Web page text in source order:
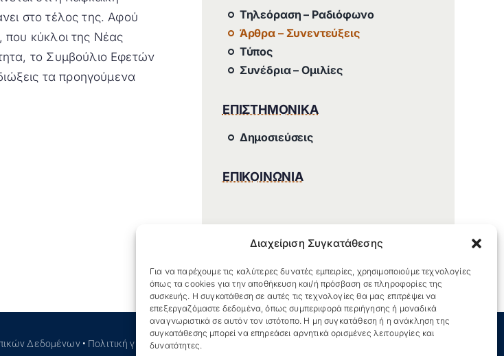
Διαχείριση Συγκατάθεσης
Για να παρέχουμε τις καλύτερες δυνατές εμπειρίες, χρησιμοποιούμε τεχνολογίες
όπως τα cookies για την αποθήκευση και/ή πρόσβαση σε πληροφορίες της
συσκευής. Η συγκατάθεση σε αυτές τις τεχνολογίες θα μας επιτρέψει να
επεξεργαζόμαστε δεδομένα, όπως συμπεριφορά περιήγησης ή μοναδικά
αναγνωριστικά σε αυτόν τον ιστότοπο. Η μη συγκατάθεση ή η ανάκληση της
συγκατάθεσης μπορεί να επηρεάσει αρνητικά ορισμένες λειτουργίες και
δυνατότητες.
στο τέλος της. Αφού
που κύκλοι της Νέας
το Συμβούλιο Εφετών
τα προηγούμενα
Τηλεόραση – Ραδιόφωνο
Άρθρα – Συνεντεύξεις
Τύπος
Συνέδρια – Ομιλίες
ΕΠΙΣΤΗΜΟΝΙΚΑ
Δημοσιεύσεις
ΕΠΙΚΟΙΝΩΝΙΑ
Δεδομένων• Πολιτική για τα Cookies